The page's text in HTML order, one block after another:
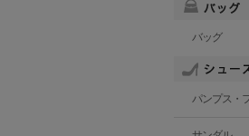
バッグ
パンプス・